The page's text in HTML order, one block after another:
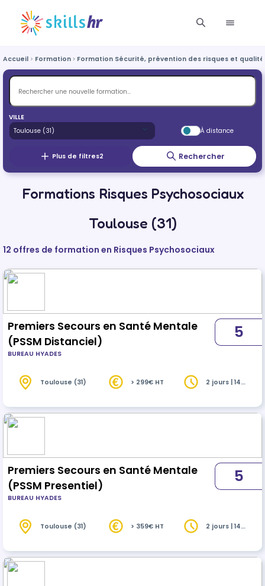
Accueil Formation Formation Sécurité, prévention des risques et qualité
VILLE
À distance
Plus de filtres2 Rechercher
Formations Risques Psychosociaux
Toulouse (31)
12 offres de formation en Risques Psychosociaux
Premiers Secours en Santé Mentale
(PSSM Distanciel)
BUREAU HYADES
5
Toulouse (31) > 299€ HT
2 jours | 14
Premiers Secours en Santé Mentale
(PSSM Presentiel)
BUREAU HYADES
5
Toulouse (31) > 359€ HT
2 jours | 14